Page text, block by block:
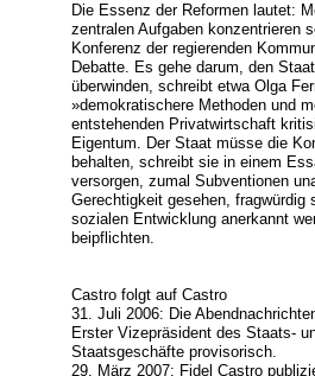
Die Essenz der Reformen lautet:
zentralen Aufgaben konzentrieren
Konferenz der regierenden
Debatte. Es gehe darum, den
überwinden, schreibt etwa Olga
»demokratischere Methoden und
entstehenden Privatwirtschaft
Eigentum. Der Staat müsse die
behalten, schreibt sie in einem
versorgen, zumal Subventionen
Gerechtigkeit gesehen, fragwürdig
sozialen Entwicklung anerkannt
beipflichten.
Castro folgt auf Castro
31. Juli 2006: Die
Erster Vizepräsident des Staats-
Staatsgeschäfte provisorisch.
29. März 2007: Fidel Castro